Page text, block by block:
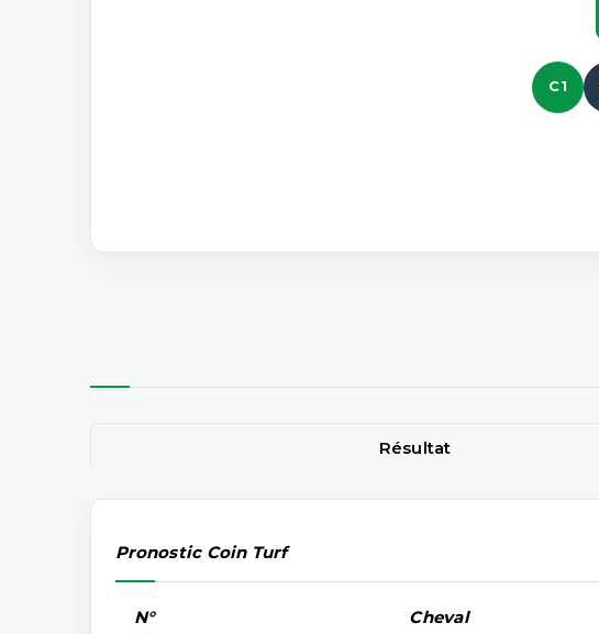
C1
Résultat
Pronostic Coin Turf
N° Cheval